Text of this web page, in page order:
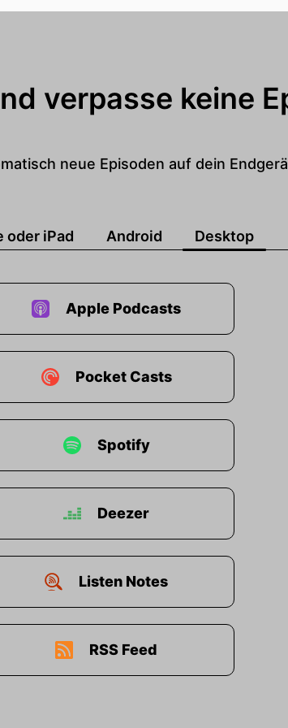
verpasse keine
neue Episoden auf dein
oder iPad Android Desktop
Apple Podcasts
Pocket Casts
Spotify
Deezer
Listen Notes
RSS Feed